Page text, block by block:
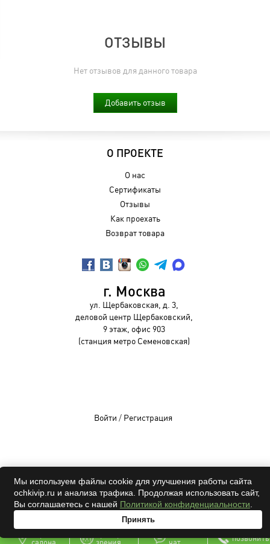
позвонить
ОТЗЫВЫ
Нет отзывов для данного товара
Добавить отзыв
О ПРОЕКТЕ
О нас
Сертификаты
Отзывы
Как проехать
Возврат товара
г. Москва
ул. Щербаковская, д. 3,
деловой центр Щербаковский,
9 этаж, офис 903
(станция метро Семеновская)
Войти / Регистрация
OCHKIVIP 2009-2026©
Все права защищены
Мы используем файлы cookie для улучшения работы сайта
ochkivip.ru и анализа трафика. Продолжая использовать сайт,
Вы соглашаетесь с нашей Политикой конфиденциальности
Принять